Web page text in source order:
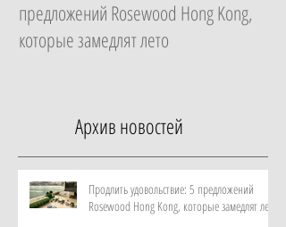
предложений Rosewood Hong Kong,
которые замедлят лето
Архив новостей
Продлить удовольствие: 5 предложений
Rosewood Hong Kong, которые замедлят лето